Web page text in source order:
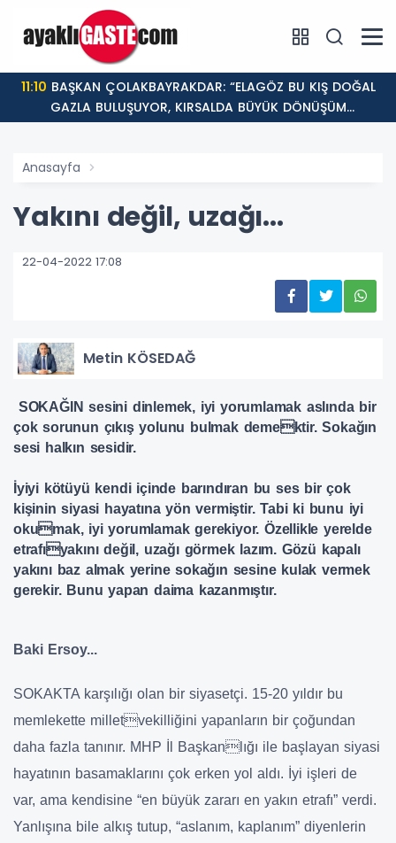
11:10
GAZLA BULUŞUYOR, KIRSALDA BÜYÜK DÖNÜŞÜM
BAŞLIYOR!”
Anasayfa
Yakını değil, uzağı...
22-04-2022 17:08
Metin KÖSEDAĞ
SOKAĞIN sesini dinlemek, iyi yorumlamak aslında bir
çok sorunun çıkış yolunu bulmak demektir. Sokağın
sesi halkın sesidir.
İyiyi kötüyü kendi içinde barındıran bu ses bir çok
kişinin siyasi hayatına yön vermiştir. Tabi ki bunu iyi
okumak, iyi yorumlamak gerekiyor. Özellikle yerelde
etrafıyakını değil, uzağı görmek lazım. Gözü kapalı
yakını baz almak yerine sokağın sesine kulak vermek
gerekir. Bunu yapan daima kazanmıştır.
Baki Ersoy...
SOKAKTA karşılığı olan bir siyasetçi. 15-20 yıldır bu
memlekette milletvekilliğini yapanların bir çoğundan
daha fazla tanınır. MHP İl Başkanlığı ile başlayan siyasi
hayatının basamaklarını çok erken yol aldı. İyi işleri de
var, ama kendisine “en büyük zararı en yakın etrafı” verdi.
Yanlışına bile alkış tutup, “aslanım, kaplanım” diyenlerin